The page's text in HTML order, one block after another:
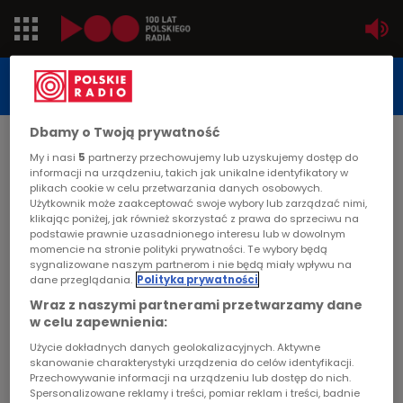
Jedynka
Trójka
Czwórka
PR24
Poland
Kierowcy
Dzieci
STUDIO REPORTAŻU
POLSKIEGO RADIA
DATA PUBLIKACJI:
2004-08-23
STRONA GŁÓWNA>ARTYKUŁ
"Album rodzinny Miłoszów"
MIGRACJA
Trzy lata temu gdy Czesław Miłosz obchodził
swoje 90 urodziny Barbara Grebecka namówiła
rodzine poety Grażynę i Andrzeja Miłoszów na
wspomnienia przy rodzinnym albumie ze starymi
zdjęciami.
Dbamy o Twoją prywatność
My i nasi 5 partnerzy przechowujemy lub uzyskujemy dostęp do
informacji na urządzeniu, takich jak unikalne identyfikatory w
plikach cookie w celu przetwarzania danych osobowych.
Użytkownik może zaakceptować swoje wybory lub zarządzać nimi,
klikając poniżej, jak również skorzystać z prawa do sprzeciwu na
podstawie prawnie uzasadnionego interesu lub w dowolnym
momencie na stronie polityki prywatności. Te wybory będą
sygnalizowane naszym partnerom i nie będą miały wpływu na
dane przeglądania. Polityka prywatności
Wraz z naszymi partnerami przetwarzamy dane
w celu zapewnienia:
Użycie dokładnych danych geolokalizacyjnych. Aktywne
skanowanie charakterystyki urządzenia do celów identyfikacji.
Przechowywanie informacji na urządzeniu lub dostęp do nich.
Spersonalizowane reklamy i treści, pomiar reklam i treści, badnie